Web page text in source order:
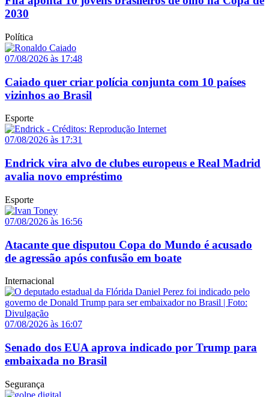
2030
Política
07/08/2026 às 17:48
Caiado quer criar polícia conjunta com 10 países
vizinhos ao Brasil
Esporte
07/08/2026 às 17:31
Endrick vira alvo de clubes europeus e Real Madrid
avalia novo empréstimo
Esporte
07/08/2026 às 16:56
Atacante que disputou Copa do Mundo é acusado
de agressão após confusão em boate
Internacional
07/08/2026 às 16:07
Senado dos EUA aprova indicado por Trump para
embaixada no Brasil
Segurança